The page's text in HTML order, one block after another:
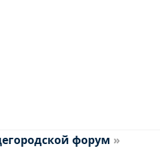
форум »